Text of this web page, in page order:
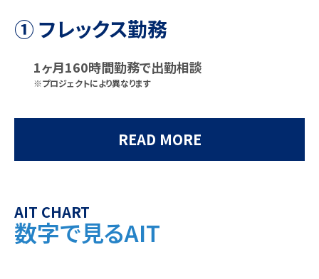
① フレックス勤務
1ヶ月160時間勤務で出勤相談
※プロジェクトにより異なります
READ MORE
AIT CHART
数字で見るAIT